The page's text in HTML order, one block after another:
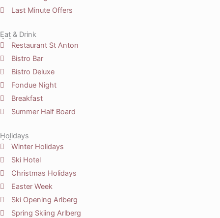
Last Minute Offers
Eat & Drink
Restaurant St Anton
Bistro Bar
Bistro Deluxe
Fondue Night
Breakfast
Summer Half Board
Holidays
Winter Holidays
Ski Hotel
Christmas Holidays
Easter Week
Ski Opening Arlberg
Spring Skiing Arlberg